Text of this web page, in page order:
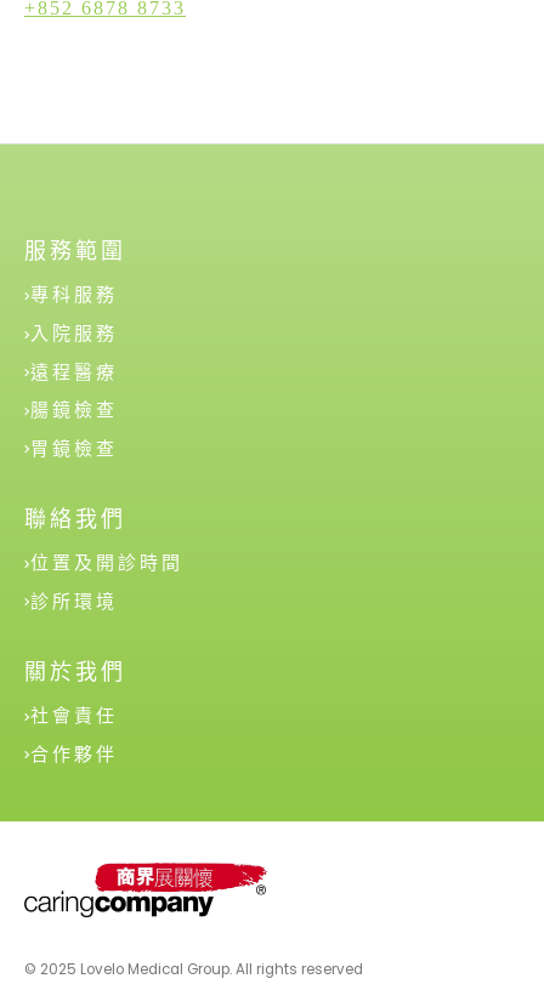
+852 6878 8733
服務範圍
專科服務
入院服務
遠程醫療
腸鏡檢查
胃鏡檢查
聯絡我們
位置及開診時間
診所環境
關於我們
社會責任
合作夥伴
© 2025 Lovelo Medical Group. All rights reserved